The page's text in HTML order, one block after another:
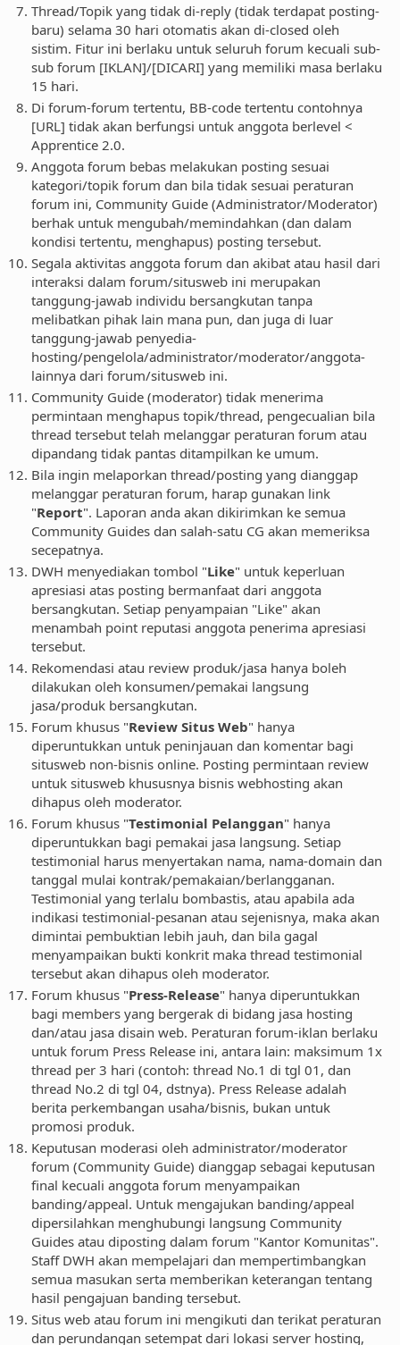
Thread/Topik yang tidak di-reply (tidak terdapat posting-
baru) selama 30 hari otomatis akan di-closed oleh
sistim. Fitur ini berlaku untuk seluruh forum kecuali sub-
sub forum [IKLAN]/[DICARI] yang memiliki masa berlaku
15 hari.
Di forum-forum tertentu, BB-code tertentu contohnya
[URL] tidak akan berfungsi untuk anggota berlevel <
Apprentice 2.0.
Anggota forum bebas melakukan posting sesuai
kategori/topik forum dan bila tidak sesuai peraturan
forum ini, Community Guide (Administrator/Moderator)
berhak untuk mengubah/memindahkan (dan dalam
kondisi tertentu, menghapus) posting tersebut.
Segala aktivitas anggota forum dan akibat atau hasil dari
interaksi dalam forum/situsweb ini merupakan
tanggung-jawab individu bersangkutan tanpa
melibatkan pihak lain mana pun, dan juga di luar
tanggung-jawab penyedia-
hosting/pengelola/administrator/moderator/anggota-
lainnya dari forum/situsweb ini.
Community Guide (moderator) tidak menerima
permintaan menghapus topik/thread, pengecualian bila
thread tersebut telah melanggar peraturan forum atau
dipandang tidak pantas ditampilkan ke umum.
Bila ingin melaporkan thread/posting yang dianggap
melanggar peraturan forum, harap gunakan link
"Report". Laporan anda akan dikirimkan ke semua
Community Guides dan salah-satu CG akan memeriksa
secepatnya.
DWH menyediakan tombol "Like" untuk keperluan
apresiasi atas posting bermanfaat dari anggota
bersangkutan. Setiap penyampaian "Like" akan
menambah point reputasi anggota penerima apresiasi
tersebut.
Rekomendasi atau review produk/jasa hanya boleh
dilakukan oleh konsumen/pemakai langsung
jasa/produk bersangkutan.
Forum khusus "Review Situs Web" hanya
diperuntukkan untuk peninjauan dan komentar bagi
situsweb non-bisnis online. Posting permintaan review
untuk situsweb khususnya bisnis webhosting akan
dihapus oleh moderator.
Forum khusus "Testimonial Pelanggan" hanya
diperuntukkan bagi pemakai jasa langsung. Setiap
testimonial harus menyertakan nama, nama-domain dan
tanggal mulai kontrak/pemakaian/berlangganan.
Testimonial yang terlalu bombastis, atau apabila ada
indikasi testimonial-pesanan atau sejenisnya, maka akan
dimintai pembuktian lebih jauh, dan bila gagal
menyampaikan bukti konkrit maka thread testimonial
tersebut akan dihapus oleh moderator.
Forum khusus "Press-Release" hanya diperuntukkan
bagi members yang bergerak di bidang jasa hosting
dan/atau jasa disain web. Peraturan forum-iklan berlaku
untuk forum Press Release ini, antara lain: maksimum 1x
thread per 3 hari (contoh: thread No.1 di tgl 01, dan
thread No.2 di tgl 04, dstnya). Press Release adalah
berita perkembangan usaha/bisnis, bukan untuk
promosi produk.
Keputusan moderasi oleh administrator/moderator
forum (Community Guide) dianggap sebagai keputusan
final kecuali anggota forum menyampaikan
banding/appeal. Untuk mengajukan banding/appeal
dipersilahkan menghubungi langsung Community
Guides atau diposting dalam forum "Kantor Komunitas".
Staff DWH akan mempelajari dan mempertimbangkan
semua masukan serta memberikan keterangan tentang
hasil pengajuan banding tersebut.
Situs web atau forum ini mengikuti dan terikat peraturan
dan perundangan setempat dari lokasi server hosting,